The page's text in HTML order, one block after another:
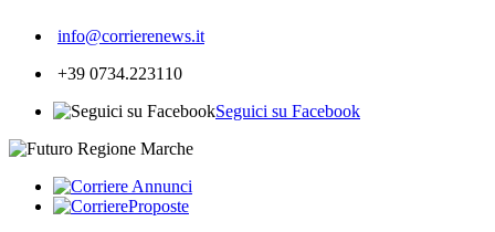
info@corrierenews.it
+39 0734.223110
Seguici su Facebook